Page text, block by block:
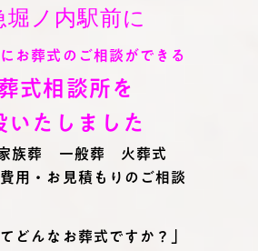
堀ノ内駅前に
お葬式のご相談ができる
式相談所を
いたしました
族葬 一般葬 火葬式
用・お見積もりのご相談
どんなお葬式ですか？」